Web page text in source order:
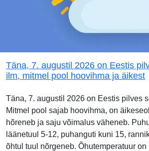
Täna, 7. augustil 2026 on Eestis
ilm, mitmel pool hoovihma ja äikest
Täna, 7. augustil 2026 on Eestis pilves
Mitmel pool sajab hoovihma, on
hõreneb ja saju võimalus väheneb.
läänetuul 5-12, puhanguti kuni 15,
õhtul tuul nõrgeneb. Õhutemperatuur on